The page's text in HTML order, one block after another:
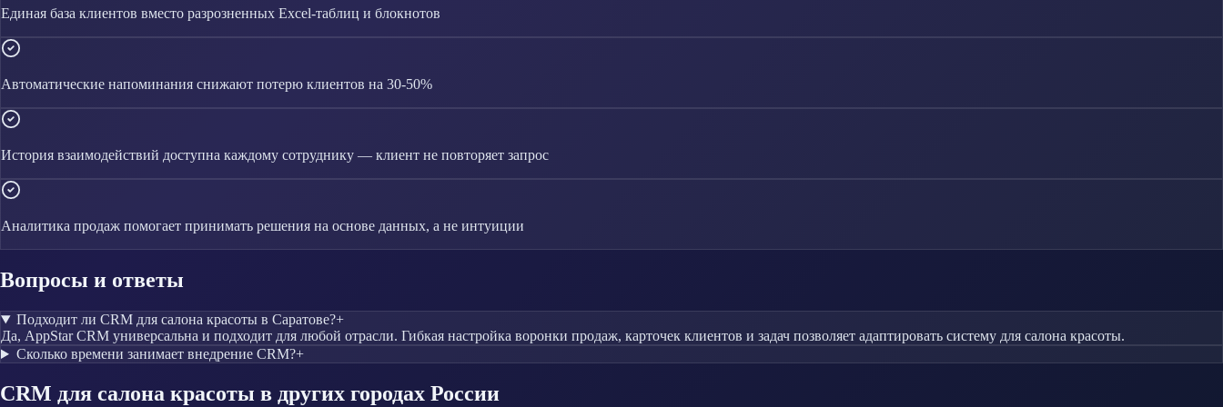
Единая база клиентов вместо разрозненных Excel-таблиц и блокнотов
Автоматические напоминания снижают потерю клиентов на 30-50%
История взаимодействий доступна каждому сотруднику — клиент не повторяет запрос
Аналитика продаж помогает принимать решения на основе данных, а не интуиции
Вопросы и ответы
Подходит ли CRM для салона красоты в Саратове?+
Да, AppStar CRM универсальна и подходит для любой отрасли. Гибкая настройка воронки продаж, карточек клиентов и задач позволяет адаптировать систему для салона красоты.
Сколько времени занимает внедрение CRM?+
CRM для салона красоты в других городах России